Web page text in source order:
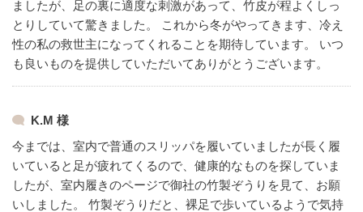
ましたが、足の裏に適度な刺激があって、竹皮が程よくしっ
とりしていて驚きました。
これから冬がやってきます、冷え
性の私の救世主になってくれることを期待しています。
いつ
も良いものを提供していただいてありがとうございます。
K.M 様
今までは、室内で普通のスリッパを履いていましたが長く履
いていると足が疲れてくるので、健康的なものを探していま
したが、室内履きのページで御社の竹製ぞうりを見て、お願
いしました。
竹製ぞうりだと、裸足で歩いているようで気持